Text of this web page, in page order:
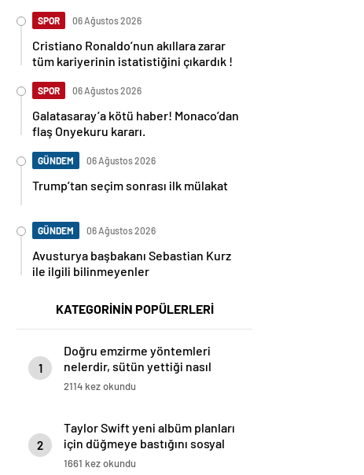
SPOR 06 Ağustos 2026
Cristiano Ronaldo’nun akıllara zarar
tüm kariyerinin istatistiğini çıkardık !
SPOR 06 Ağustos 2026
Galatasaray’a kötü haber! Monaco’dan
flaş Onyekuru kararı.
GÜNDEM 06 Ağustos 2026
Trump’tan seçim sonrası ilk mülakat
GÜNDEM 06 Ağustos 2026
Avusturya başbakanı Sebastian Kurz
ile ilgili bilinmeyenler
KATEGORİNİN POPÜLERLERİ
1
Doğru emzirme yöntemleri
nelerdir, sütün yettiği nasıl
anlaşılır?
2114 kez okundu
2
Taylor Swift yeni albüm planları
için düğmeye bastığını sosyal
medyadan duyurdu!
1661 kez okundu